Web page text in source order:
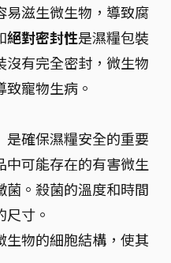
易滋生微生物，導致腐
絕對密封性是濕糧包裝
沒有完全密封，微生物
寵物生病。
是確保濕糧安全的重要
中可能存在的有害微生
。殺菌的溫度和時間
寸。
生物的細胞結構，使其